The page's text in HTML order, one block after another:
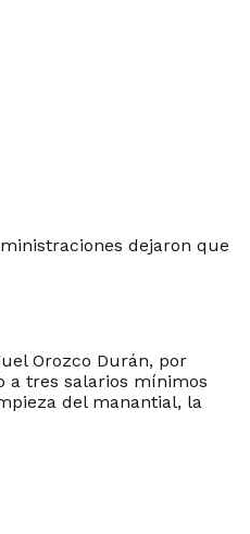
dejaron que
Orozco Durán, por
a tres salarios mínimos
del manantial, la